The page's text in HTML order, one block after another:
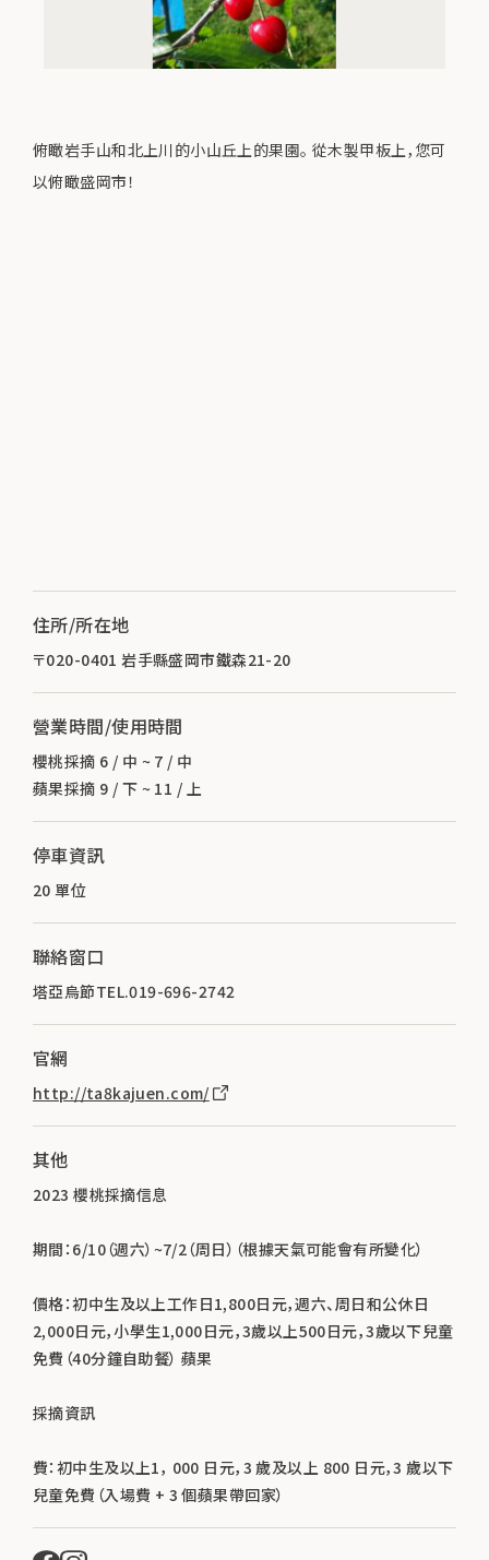
俯瞰岩手山和北上川的小山丘上的果園。 從木製甲板上，您可
以俯瞰盛岡市！
住所/所在地
〒020-0401 岩手縣盛岡市鐵森21-20
營業時間/使用時間
櫻桃採摘 6 / 中 ~ 7 / 中
蘋果採摘 9 / 下 ~ 11 / 上
停車資訊
20 單位
聯絡窗口
塔亞烏節TEL.019-696-2742
官網
http://ta8kajuen.com/
其他
2023 櫻桃採摘信息
期間：6/10（週六）~7/2（周日）（根據天氣可能會有所變化）
價格：初中生及以上工作日1,800日元，週六、周日和公休日
2,000日元，小學生1,000日元，3歲以上500日元，3歲以下兒童
免費（40分鐘自助餐） 蘋果
採摘資訊
費：初中生及以上1， 000 日元，3 歲及以上 800 日元，3 歲以下
兒童免費（入場費 + 3 個蘋果帶回家）